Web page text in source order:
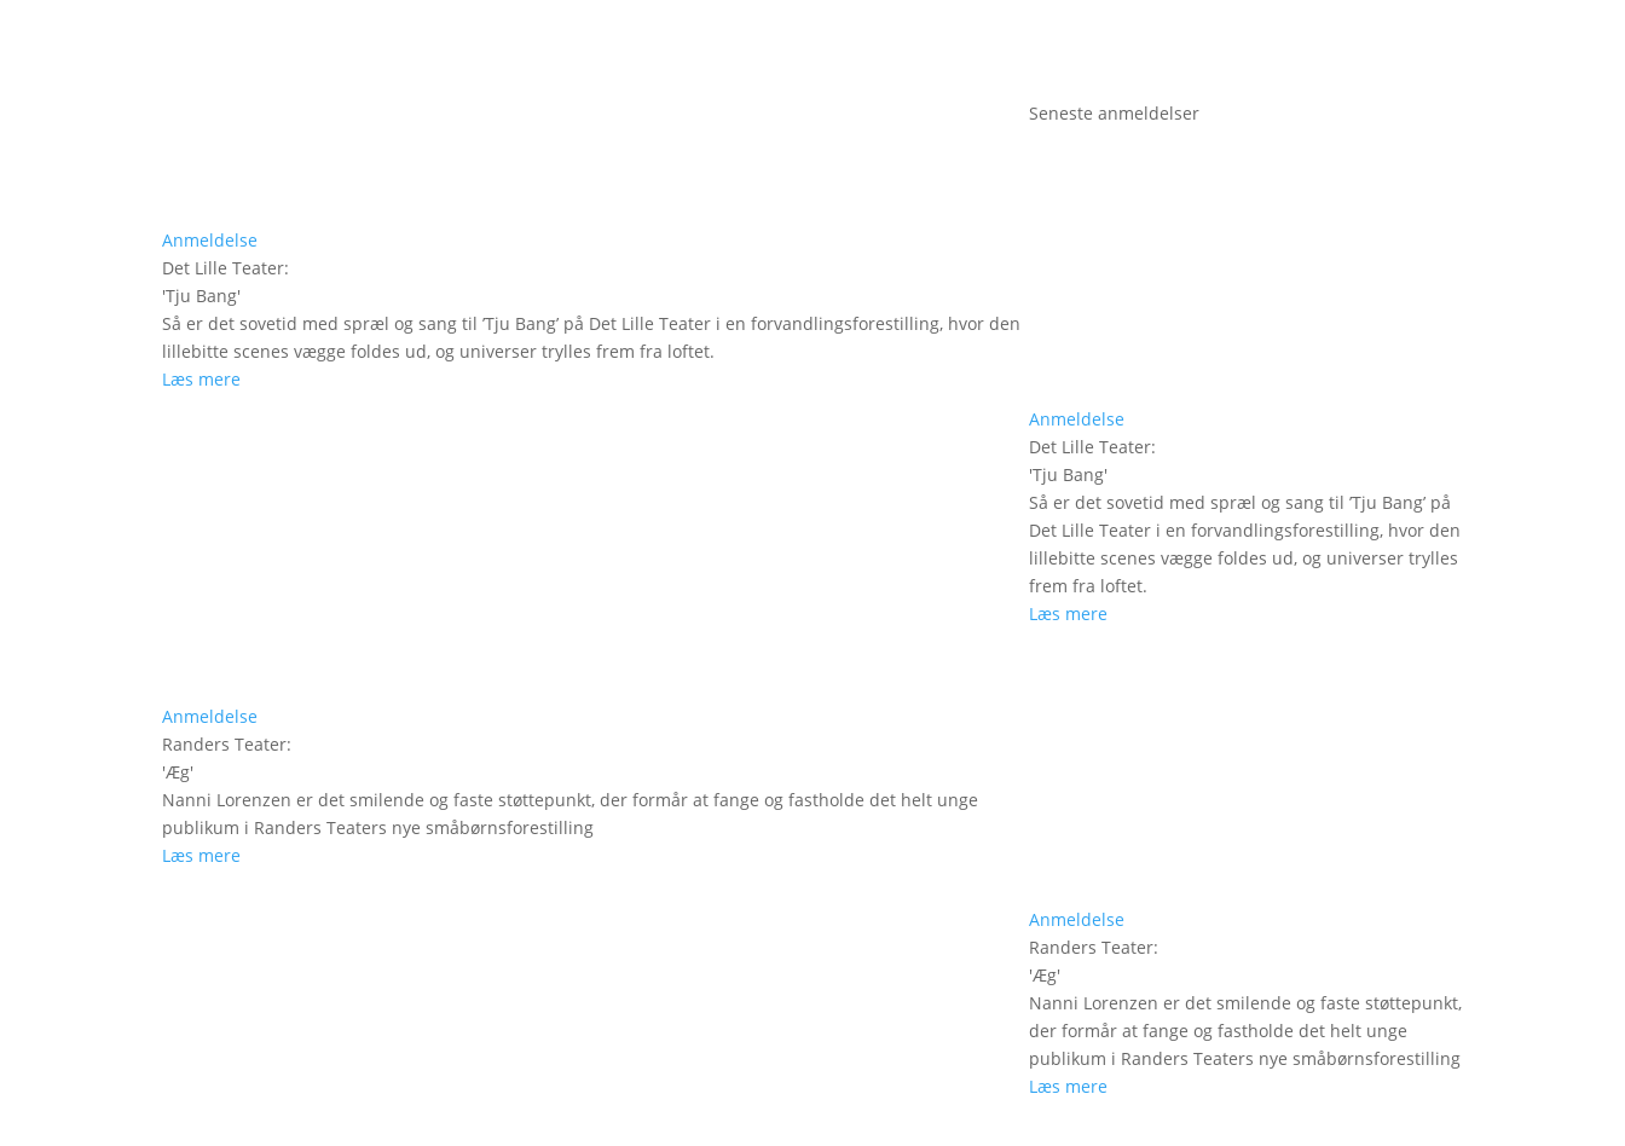
Anmeldelse
Det Lille Teater:
'Tju Bang'
Så er det sovetid med spræl og sang til ’Tju Bang’ på Det Lille Teater i en forvandlingsforestilling, hvor den
lillebitte scenes vægge foldes ud, og universer trylles frem fra loftet.
Læs mere
Anmeldelse
Randers Teater:
'Æg'
Nanni Lorenzen er det smilende og faste støttepunkt, der formår at fange og fastholde det helt unge
publikum i Randers Teaters nye småbørnsforestilling
Læs mere
Seneste anmeldelser
Anmeldelse
Det Lille Teater:
'Tju Bang'
Så er det sovetid med spræl og sang til ’Tju Bang’ på
Det Lille Teater i en forvandlingsforestilling, hvor den
lillebitte scenes vægge foldes ud, og universer trylles
frem fra loftet.
Læs mere
Anmeldelse
Randers Teater:
'Æg'
Nanni Lorenzen er det smilende og faste støttepunkt,
der formår at fange og fastholde det helt unge
publikum i Randers Teaters nye småbørnsforestilling
Læs mere